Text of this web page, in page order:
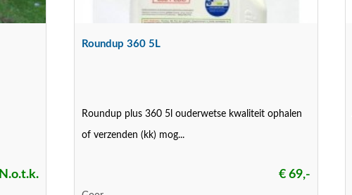
N.o.t.k.
Roundup 360 5L
Roundup plus 360 5l ouderwetse kwaliteit ophalen
of verzenden (kk) mog...
€ 69,-